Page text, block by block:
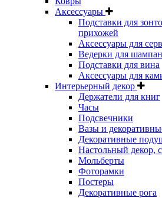
Аксессуары
Подставки для
прихожей
Аксессуары для
Ведерки для
Подставки для вина
Аксессуары для
Интерьерный декор
Держатели для книг
Часы
Подсвечники
Вазы и
Декоративные
Настольный декор,
Мольберты
Фоторамки
Постеры
Декоративные рога